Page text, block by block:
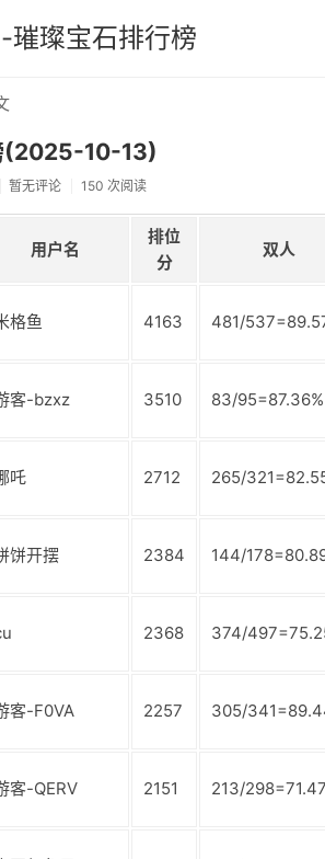
璀璨宝石排行榜
(2025-10-13)
暂无评论 150 次阅读
用户名
排位
分
双人
格鱼 4163 481/
客-bzxz 3510 83/95=87.36%
吒 2712 265/
饼开摆 2384 144/
2368 374/
客-F0VA 2257 305/
客-QERV 2151 213/